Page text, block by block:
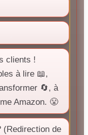
clients !
à lire 📖,
🔄, à
Amazon. 😤
(Redirection de